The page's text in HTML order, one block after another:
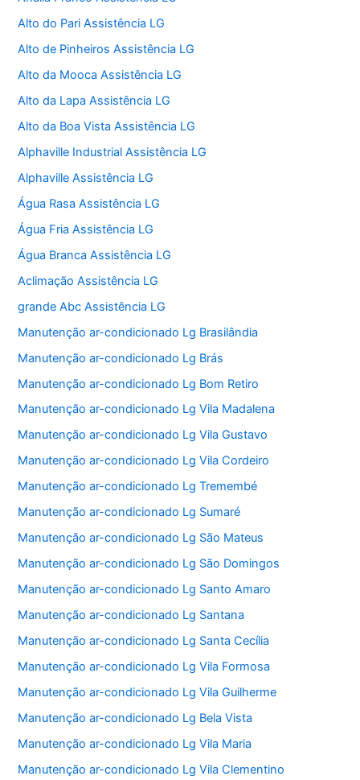
Alto do Pari Assistência LG
Alto de Pinheiros Assistência LG
Alto da Mooca Assistência LG
Alto da Lapa Assistência LG
Alto da Boa Vista Assistência LG
Alphaville Industrial Assistência LG
Alphaville Assistência LG
Água Rasa Assistência LG
Água Fria Assistência LG
Água Branca Assistência LG
Aclimação Assistência LG
grande Abc Assistência LG
Manutenção ar-condicionado Lg Brasilândia
Manutenção ar-condicionado Lg Brás
Manutenção ar-condicionado Lg Bom Retiro
Manutenção ar-condicionado Lg Vila Madalena
Manutenção ar-condicionado Lg Vila Gustavo
Manutenção ar-condicionado Lg Vila Cordeiro
Manutenção ar-condicionado Lg Tremembé
Manutenção ar-condicionado Lg Sumaré
Manutenção ar-condicionado Lg São Mateus
Manutenção ar-condicionado Lg São Domingos
Manutenção ar-condicionado Lg Santo Amaro
Manutenção ar-condicionado Lg Santana
Manutenção ar-condicionado Lg Santa Cecília
Manutenção ar-condicionado Lg Vila Formosa
Manutenção ar-condicionado Lg Vila Guilherme
Manutenção ar-condicionado Lg Bela Vista
Manutenção ar-condicionado Lg Vila Maria
Manutenção ar-condicionado Lg Vila Clementino